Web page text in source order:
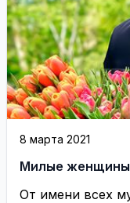
8 марта 2021
Милые
От имени всех